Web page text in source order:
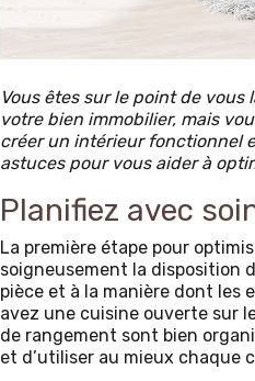
Vous êtes sur le point de
votre bien immobilier, mais
créer un intérieur fonctionnel
astuces pour vous aider à
Planifiez avec
La première étape pour
soigneusement la disposition
pièce et à la manière dont les
avez une cuisine ouverte sur
de rangement sont bien
et d’utiliser au mieux chaque